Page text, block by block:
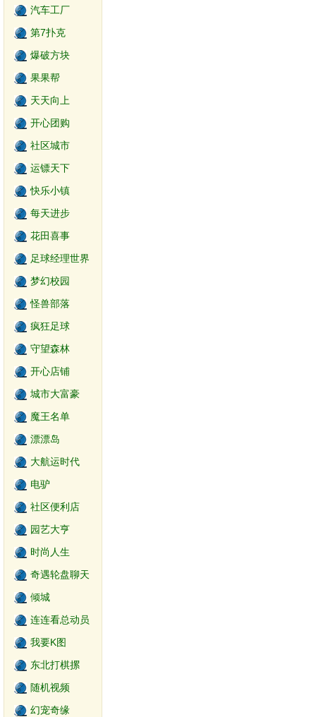
汽车工厂
第7扑克
爆破方块
果果帮
天天向上
开心团购
社区城市
运镖天下
快乐小镇
每天进步
花田喜事
足球经理世界
梦幻校园
怪兽部落
疯狂足球
守望森林
开心店铺
城市大富豪
魔王名单
漂漂岛
大航运时代
电驴
社区便利店
园艺大亨
时尚人生
奇遇轮盘聊天
倾城
连连看总动员
我要K图
东北打棋摞
随机视频
幻宠奇缘